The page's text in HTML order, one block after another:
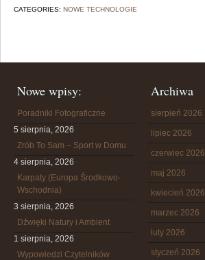
CATEGORIES: NOWE TECHNOLOGIE
Nowe wpisy:
Poradniki Fotograficzne
5 sierpnia, 2026
Zrób To Sam – Sport w Domu
4 sierpnia, 2026
Karpaty (Europa Środkowo-
Wschodnia)
3 sierpnia, 2026
Dźwięki Natury i Ambient
1 sierpnia, 2026
Wypowiedzi Czytelników
Archiwa
sierpień 2026
lipiec 2026
czerwiec 2026
maj 2026
kwiecień 2026
marzec 2026
luty 2026
styczeń 2026